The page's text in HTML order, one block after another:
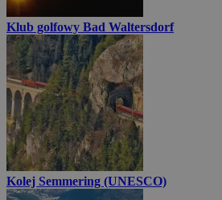
Klub golfowy Bad Waltersdorf
Kolej Semmering (UNESCO)